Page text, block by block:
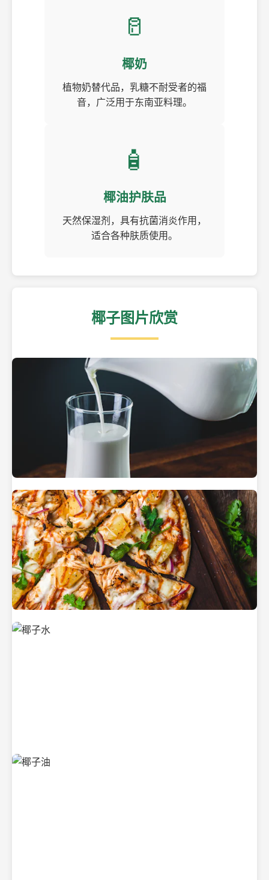
🥛
椰奶
植物奶替代品，乳糖不耐受者的福
音，广泛用于东南亚料理。
🧴
椰油护肤品
天然保湿剂，具有抗菌消炎作用，
适合各种肤质使用。
椰子图片欣赏
热带海滩上的椰子树
新鲜采摘的椰子
清凉解渴的椰子水